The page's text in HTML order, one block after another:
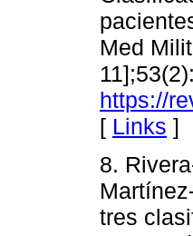
Med
https://
[ Links ]
8.
tres